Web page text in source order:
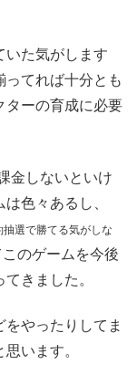
いた気がします
ってれば十分とも
ターの育成に必要
金しないといけ
色々あるし、
抽選で勝てる気がしな
のゲームを今後
きました。
やったりしてま
います。